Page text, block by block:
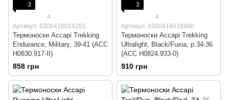
3
4
Артикул: 8300416014281
Термоноски Accapi Trekking
Endurance, Military, 39-41 (ACC
H0830.917-II)
858 грн
3
4
Артикул: 8300416016940
Термоноски Accapi Trekking
Ultralight, Black/Fuxia, р.34-36
(ACC H0824.933-0)
910 грн